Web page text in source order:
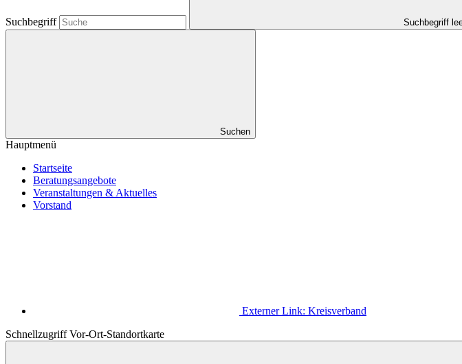
Suchbegriff Suchbegriff
Suchen
Hauptmenü
Startseite
Beratungsangebote
Veranstaltungen & Aktuelles
Vorstand
Externer Link: Kreisverband
Schnellzugriff Vor-Ort-Standortkarte